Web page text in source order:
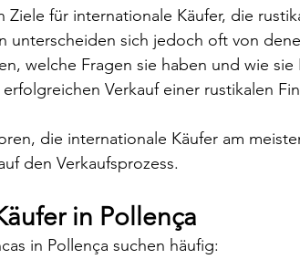
für internationale Käufer, die
unterscheiden sich jedoch oft von
welche Fragen sie haben und wie
Verkauf einer rustikalen
die internationale Käufer am
den Verkaufsprozess.
in Pollença
in Pollença suchen häufig: